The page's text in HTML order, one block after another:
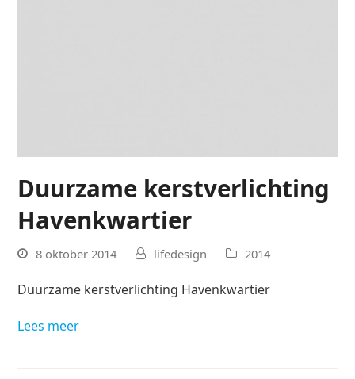
Duurzame kerstverlichting
Havenkwartier
8 oktober 2014 lifedesign 2014
Duurzame kerstverlichting Havenkwartier
Lees meer